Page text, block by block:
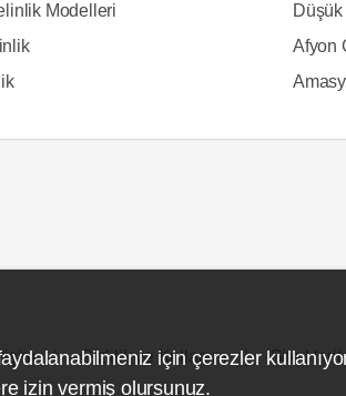
Modelleri
Afyon
Gizlilik ve Kullanım Site
için çerezler
izin vermiş olursunuz.